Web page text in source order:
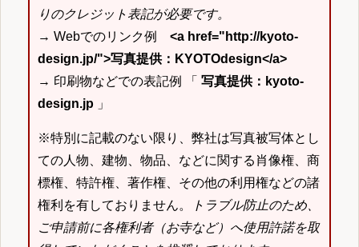
りのクレジット表記が必要です。
→ Webでのリンク例 <a href="http://kyoto-
design.jp/">写真提供：KYOTOdesign</a>
→ 印刷物などでの表記例 「 写真提供：kyoto-
design.jp 」
※特別に記載のない限り、弊社は写真被写体とし
ての人物、建物、物品、などに関する肖像権、商
標権、特許権、著作権、その他の利用権などの諸
権利を有しておりません。
トラブル防止のため、
ご申請前に各権利者（お寺など）へ使用許諾を取